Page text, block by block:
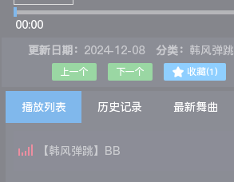
00:00
更新日期： 2024-12-08 分类： 韩风弹跳
上一个 下一个  收藏(1 )
播放列表 历史记录 最新舞曲
【韩风弹跳】BB